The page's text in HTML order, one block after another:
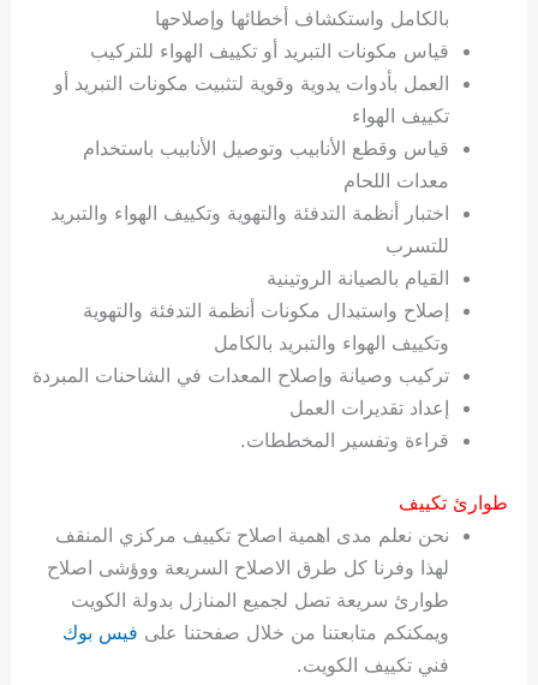
بالكامل واستكشاف أخطائها وإصلاحها
قياس مكونات التبريد أو تكييف الهواء للتركيب
العمل بأدوات يدوية وقوية لتثبيت مكونات التبريد أو
تكييف الهواء
قياس وقطع الأنابيب وتوصيل الأنابيب باستخدام
معدات اللحام
اختبار أنظمة التدفئة والتهوية وتكييف الهواء والتبريد
للتسرب
القيام بالصيانة الروتينية
إصلاح واستبدال مكونات أنظمة التدفئة والتهوية
وتكييف الهواء والتبريد بالكامل
تركيب وصيانة وإصلاح المعدات في الشاحنات المبردة
إعداد تقديرات العمل
قراءة وتفسير المخططات.
طوارئ تكييف
نحن نعلم مدى اهمية اصلاح تكييف مركزي المنقف
لهذا وفرنا كل طرق الاصلاح السريعة ووؤشى اصلاح
طوارئ سريعة تصل لجميع المنازل بدولة الكويت
ويمكنكم متابعتنا من خلال صفحتنا على فيس بوك
فني تكييف الكويت.